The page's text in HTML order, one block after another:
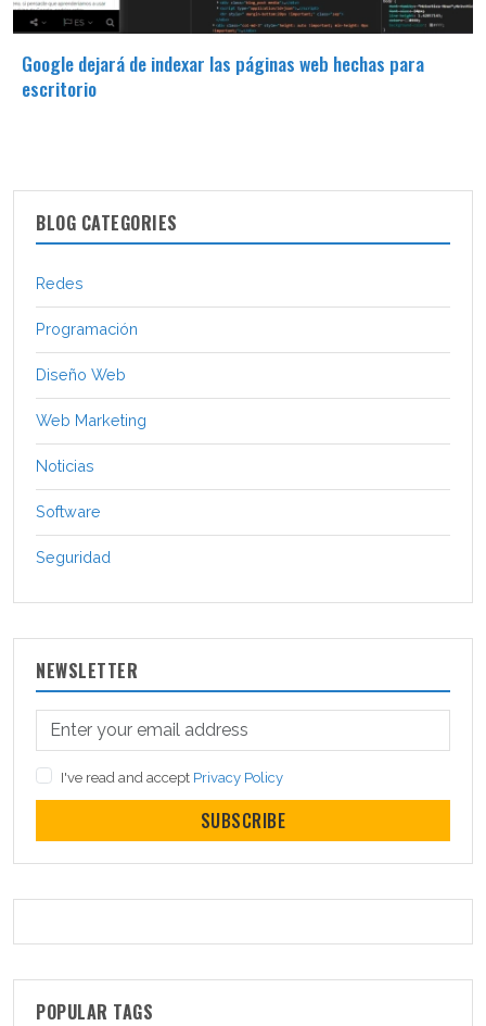
Google dejará de indexar las páginas web hechas para
escritorio
BLOG CATEGORIES
Redes
Programación
Diseño Web
Web Marketing
Noticias
Software
Seguridad
NEWSLETTER
I've read and accept Privacy Policy
SUBSCRIBE
POPULAR TAGS